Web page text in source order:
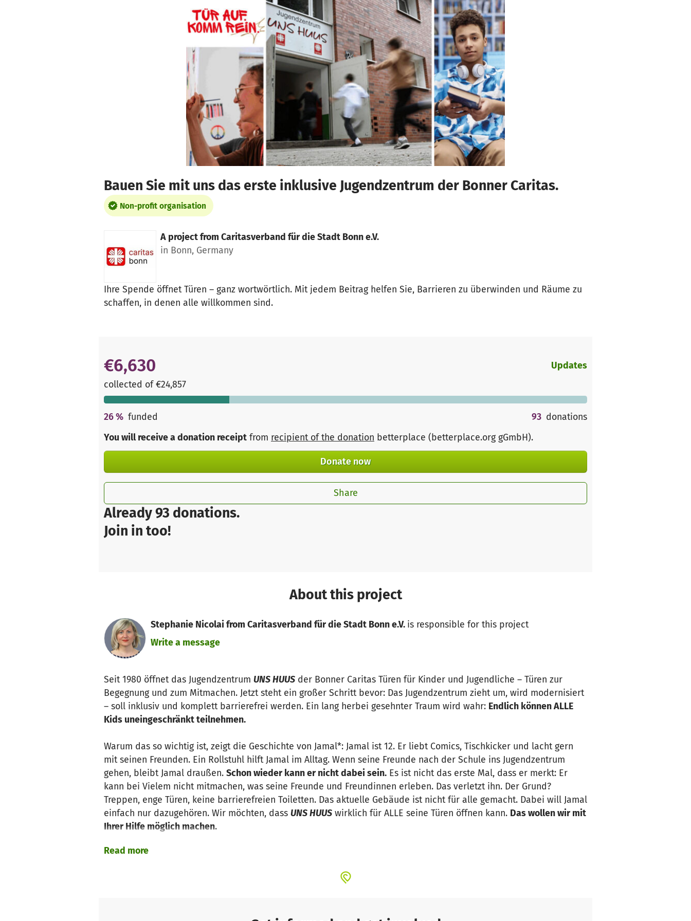
Bauen Sie mit uns das erste inklusive Jugendzentrum der Bonner Caritas.
Non-profit organisation
A project from Caritasverband für die Stadt Bonn e.V.
in Bonn, Germany
Ihre Spende öffnet Türen – ganz wortwörtlich. Mit jedem Beitrag helfen Sie, Barrieren zu überwinden und Räume zu
schaffen, in denen alle willkommen sind.
Already 93 donations.
Join in too!
€6,630
collected of €24,857
Updates
26% funded 93 donations
You will receive a donation receipt from recipient of the donation betterplace (betterplace.org gGmbH).
Donate now
Share
About this project
Stephanie Nicolai from Caritasverband für die Stadt Bonn e.V. is responsible for this project
Write a message
Seit 1980 öffnet das Jugendzentrum UNS HUUS der Bonner Caritas Türen für Kinder und Jugendliche – Türen zur
Begegnung und zum Mitmachen. Jetzt steht ein großer Schritt bevor: Das Jugendzentrum zieht um, wird modernisiert
– soll inklusiv und komplett barrierefrei werden. Ein lang herbei gesehnter Traum wird wahr: Endlich können ALLE
Kids uneingeschränkt teilnehmen.
Warum das so wichtig ist, zeigt die Geschichte von Jamal*: Jamal ist 12. Er liebt Comics, Tischkicker und lacht gern
mit seinen Freunden. Ein Rollstuhl hilft Jamal im Alltag. Wenn seine Freunde nach der Schule ins Jugendzentrum
gehen, bleibt Jamal draußen. Schon wieder kann er nicht dabei sein. Es ist nicht das erste Mal, dass er merkt: Er
kann bei Vielem nicht mitmachen, was seine Freunde und Freundinnen erleben. Das verletzt ihn. Der Grund?
Treppen, enge Türen, keine barrierefreien Toiletten. Das aktuelle Gebäude ist nicht für alle gemacht. Dabei will Jamal
einfach nur dazugehören. Wir möchten, dass UNS HUUS wirklich für ALLE seine Türen öffnen kann. Das wollen wir mit
Ihrer Hilfe möglich machen.
Für das neue
somit einen Ort für ALLE schaffen – egal aus welchen familiären Verhältnissen, ob mit oder ohne Behinderung. Einen
Read more